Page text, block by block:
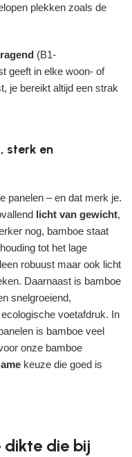
plekken zoals de
(B1-
geeft in elke woon- of
je bereikt altijd een strak
sterk en
panelen – en dat merk je.
licht van gewicht,
nog, bamboe staat
tot het lage
robuust maar ook licht
Daarnaast is bamboe
snelgroeiend,
voetafdruk. In
is bamboe veel
onze bamboe
keuze die goed is
dikte die bij